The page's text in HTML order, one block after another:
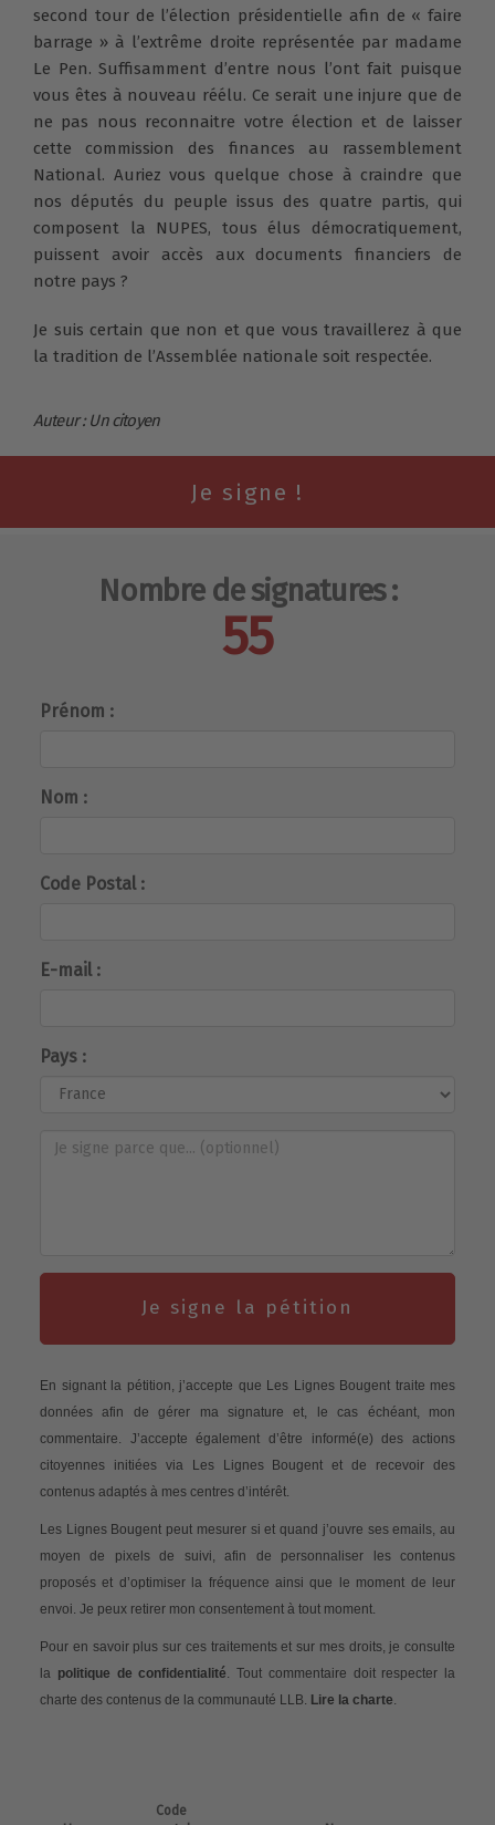
second tour de l’élection présidentielle afin de « faire
barrage » à l’extrême droite représentée par madame
Le Pen. Suffisamment d’entre nous l’ont fait puisque
vous êtes à nouveau réélu. Ce serait une injure que de
ne pas nous reconnaitre votre élection et de laisser
cette commission des finances au rassemblement
National. Auriez vous quelque chose à craindre que
nos députés du peuple issus des quatre partis, qui
composent la NUPES, tous élus démocratiquement,
puissent avoir accès aux documents financiers de
notre pays ?
Je suis certain que non et que vous travaillerez à que
la tradition de l’Assemblée nationale soit respectée.
Auteur : Un citoyen
Nombre de signatures :
55
Prénom :
Nom :
Code Postal :
E-mail :
Pays :
Je signe la pétition
En signant la pétition, j’accepte que Les Lignes Bougent traite mes
données afin de gérer ma signature et, le cas échéant, mon
commentaire. J’accepte également d’être informé(e) des actions
citoyennes initiées via Les Lignes Bougent et de recevoir des
contenus adaptés à mes centres d’intérêt.
Les Lignes Bougent peut mesurer si et quand j’ouvre ses emails, au
moyen de pixels de suivi, afin de personnaliser les contenus
proposés et d’optimiser la fréquence ainsi que le moment de leur
envoi. Je peux retirer mon consentement à tout moment.
Pour en savoir plus sur ces traitements et sur mes droits, je consulte
la politique de confidentialité . Tout commentaire doit respecter la
charte des contenus de la communauté LLB. Lire la charte
Code